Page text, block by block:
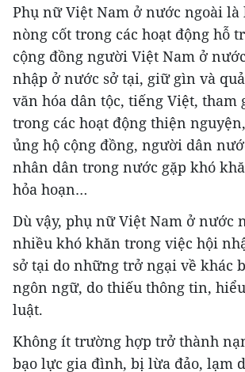
Phụ nữ Việt Nam ở nước ngoài
nòng cốt trong các hoạt động hỗ
cộng đồng người Việt Nam ở
nhập ở nước sở tại, giữ gìn và
văn hóa dân tộc, tiếng Việt, tham
trong các hoạt động thiện
ủng hộ cộng đồng, người dân
nhân dân trong nước gặp khó
hỏa hoạn…
Dù vậy, phụ nữ Việt Nam ở nước
nhiều khó khăn trong việc hội
sở tại do những trở ngại về khác
ngôn ngữ, do thiếu thông tin,
luật.
Không ít trường hợp trở thành
bạo lực gia đình, bị lừa đảo, lạm